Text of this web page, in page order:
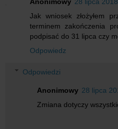
Jak wniosek złożyłem
terminem zakończenia
podpisać do 31 lipca czy
Odpowiedz
Odpowiedzi
Anonimowy 28 lipca
Zmiana dotyczy